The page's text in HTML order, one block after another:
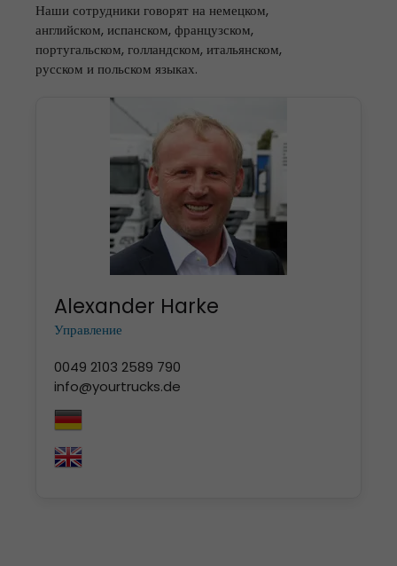
Наши сотрудники говорят на немецком,
английском, испанском, французском,
португальском, голландском, итальянском,
русском и польском языках.
Alexander Harke
Управление
0049 2103 2589 790
info@yourtrucks.de